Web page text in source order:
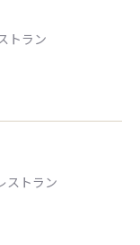
トラン
ストラン